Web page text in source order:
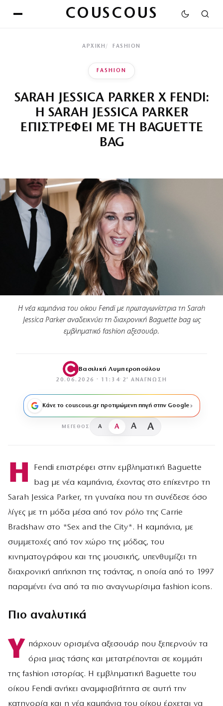
COUSCOUS
ΑΡΧΙΚΉ FASHION
FASHION
SARAH JESSICA PARKER X FENDI:
Η SARAH JESSICA PARKER
ΕΠΙΣΤΡΕΦΕΙ ΜΕ ΤΗ BAGUETTE
BAG
Η νέα καμπάνια του οίκου Fendi με πρωταγωνίστρια τη Sarah
Jessica Parker αναδεικνύει τη διαχρονική Baguette bag ως
εμβληματικό fashion αξεσουάρ.
Βασιλική Λυμπεροπούλου
20.06.2026 · 11:34· 2′ ΑΝΆΓΝΩΣΗ
Κάνε το couscous.gr προτιμώμενη πηγή στην Google
ΜΈΓΕΘΟΣ A A A A
Η
Fendi επιστρέφει στην εμβληματική Baguette
bag με νέα καμπάνια, έχοντας στο επίκεντρο τη
Sarah Jessica Parker, τη γυναίκα που τη συνέδεσε όσο
λίγες με τη μόδα μέσα από τον ρόλο της Carrie
Bradshaw στο *Sex and the City*. Η καμπάνια, με
συμμετοχές από τον χώρο της μόδας, του
κινηματογράφου και της μουσικής, υπενθυμίζει τη
διαχρονική απήχηση της τσάντας, η οποία από το 1997
παραμένει ένα από τα πιο αναγνωρίσιμα fashion icons.
Πιο αναλυτικά
Υ πάρχουν ορισμένα αξεσουάρ που ξεπερνούν τα
όρια μιας τάσης και μετατρέπονται σε κομμάτι
της fashion ιστορίας. Η εμβληματική Baguette του
οίκου Fendi ανήκει αναμφισβήτητα σε αυτή την
κατηγορία και η νέα καμπάνια του οίκου έρχεται να